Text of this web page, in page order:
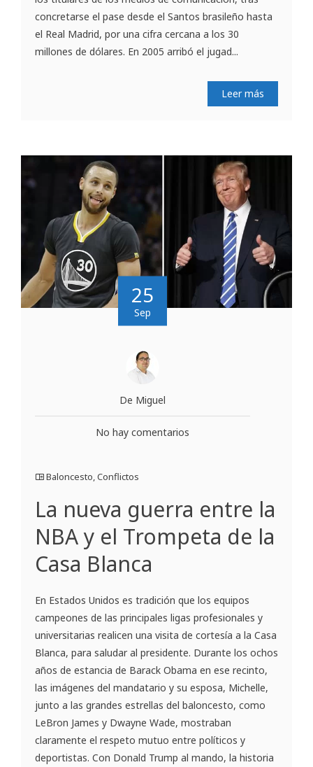
concretarse el pase desde el Santos brasileño hasta
el Real Madrid, por una cifra cercana a los 30
millones de dólares. En 2005 arribó el jugad...
Leer más
25
Sep
De Miguel
No hay comentarios
Baloncesto Conflictos
La nueva guerra entre la
NBA y el Trompeta de la
Casa Blanca
En Estados Unidos es tradición que los equipos
campeones de las principales ligas profesionales y
universitarias realicen una visita de cortesía a la Casa
Blanca, para saludar al presidente. Durante los ochos
años de estancia de Barack Obama en ese recinto,
las imágenes del mandatario y su esposa, Michelle,
junto a las grandes estrellas del baloncesto, como
LeBron James y Dwayne Wade, mostraban
claramente el respeto mutuo entre políticos y
deportistas. Con Donald Trump al mando, la historia